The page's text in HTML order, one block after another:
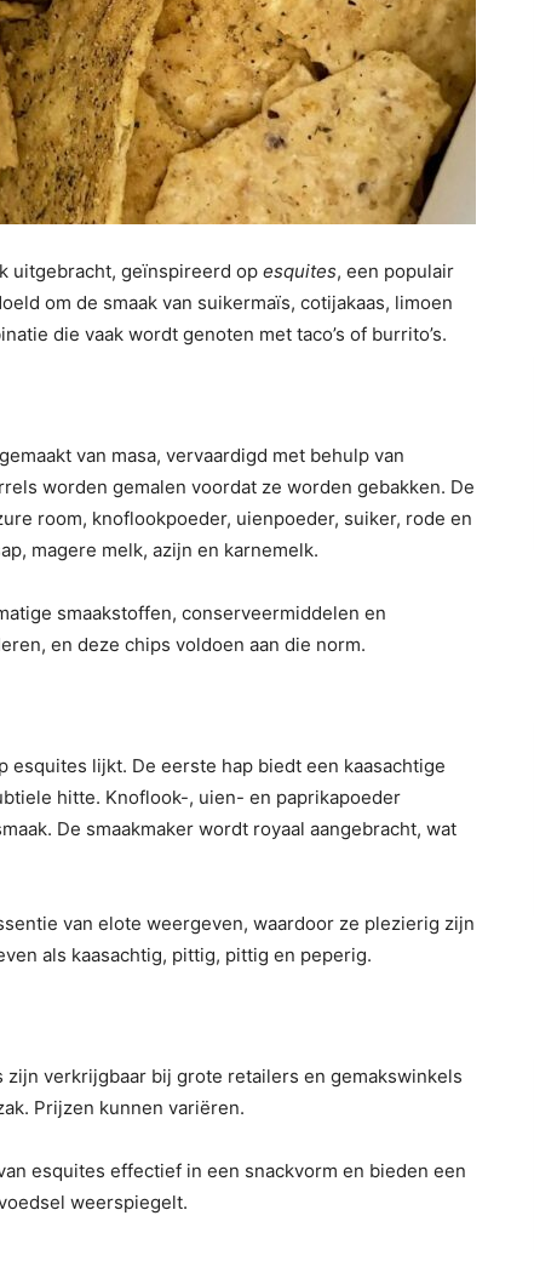
uitgebracht, geïnspireerd op esquites, een populair
om de smaak van suikermaïs, cotijakaas, limoen
die vaak wordt genoten met taco’s of burrito’s.
van masa, vervaardigd met behulp van
worden gemalen voordat ze worden gebakken. De
room, knoflookpoeder, uienpoeder, suiker, rode en
magere melk, azijn en karnemelk.
smaakstoffen, conserveermiddelen en
en deze chips voldoen aan die norm.
esquites lijkt. De eerste hap biedt een kaasachtige
hitte. Knoflook-, uien- en paprikapoeder
De smaakmaker wordt royaal aangebracht, wat
van elote weergeven, waardoor ze plezierig zijn
als kaasachtig, pittig, pittig en peperig.
verkrijgbaar bij grote retailers en gemakswinkels
Prijzen kunnen variëren.
esquites effectief in een snackvorm en bieden een
weerspiegelt.